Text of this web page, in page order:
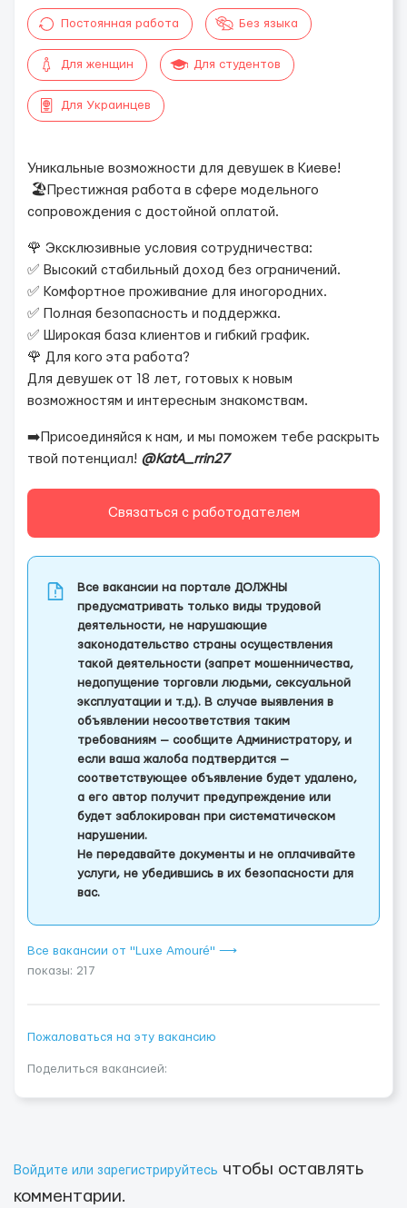
Постоянная работа Без языка
Для женщин Для студентов
Для Украинцев
Уникальные возможности для девушек в Киеве!
🏖Престижная работа в сфере модельного
сопровождения с достойной оплатой.
🌹 Эксклюзивные условия сотрудничества:
✅ Высокий стабильный доход без ограничений.
✅ Комфортное проживание для иногородних.
✅ Полная безопасность и поддержка.
✅ Широкая база клиентов и гибкий график.
🌹 Для кого эта работа?
Для девушек от 18 лет, готовых к новым
возможностям и интересным знакомствам.
➡️Присоединяйся к нам, и мы поможем тебе раскрыть
твой потенциал! @KatA_rrin27
Связаться с работодателем
Все вакансии на портале ДОЛЖНЫ
предусматривать только виды трудовой
деятельности, не нарушающие
законодательство страны осуществления
такой деятельности (запрет мошенничества,
недопущение торговли людьми, сексуальной
эксплуатации и т.д.). В случае выявления в
объявлении несоответствия таким
требованиям — сообщите Администратору, и
если ваша жалоба подтвердится —
соответствующее объявление будет удалено,
а его автор получит предупреждение или
будет заблокирован при систематическом
нарушении.
Не передавайте документы и не оплачивайте
услуги, не убедившись в их безопасности для
вас.
Все вакансии от "Luxe Amouré" ⟶
показы: 217
Пожаловаться на эту вакансию
Поделиться вакансией:
Войдите или зарегистрируйтесь чтобы оставлять
комментарии.